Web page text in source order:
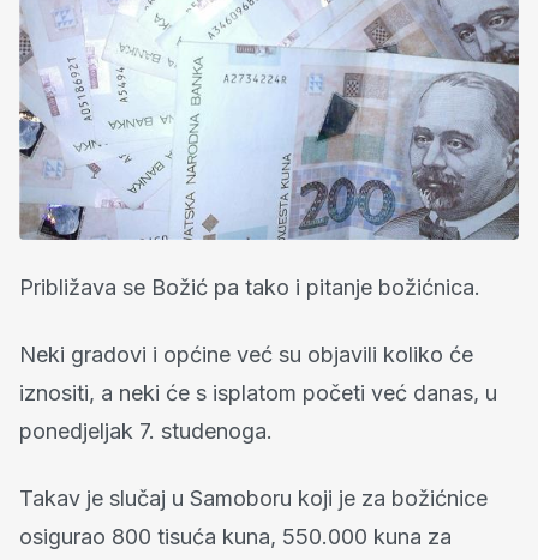
Približava se Božić pa tako i pitanje božićnica.
Neki gradovi i općine već su objavili koliko će
iznositi, a neki će s isplatom početi već danas, u
ponedjeljak 7. studenoga.
Takav je slučaj u Samoboru koji je za božićnice
osigurao 800 tisuća kuna, 550.000 kuna za